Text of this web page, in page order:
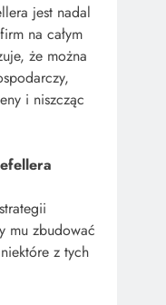
jest nadal
na całym
że można
i niszcząc
mu zbudować
z tych